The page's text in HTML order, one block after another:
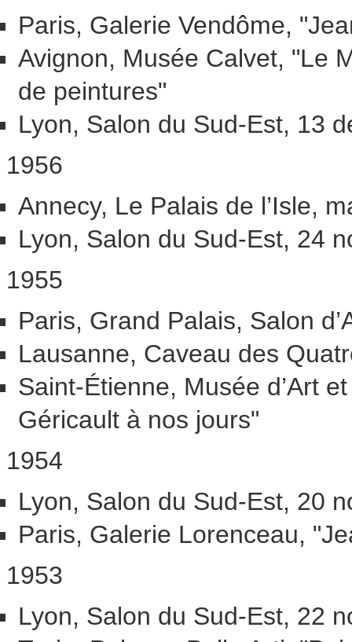
Paris, Galerie Vendôme,
Avignon, Musée Calvet, "Le
de peintures"
Lyon, Salon du Sud-Est, 13
1956
Annecy, Le Palais de l’Isle,
Lyon, Salon du Sud-Est, 24
1955
Paris, Grand Palais, Salon
Lausanne, Caveau des
Saint-Étienne, Musée d’Art
Géricault à nos jours"
1954
Lyon, Salon du Sud-Est, 20
Paris, Galerie Lorenceau,
1953
Lyon, Salon du Sud-Est, 22